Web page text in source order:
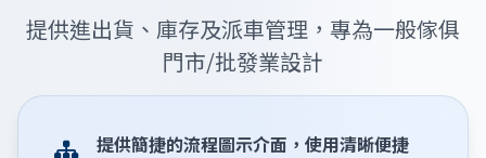
提供進出貨、庫存及派車管理，專為一般傢俱
門市/批發業設計
提供簡捷的流程圖示介面，使用清晰便捷